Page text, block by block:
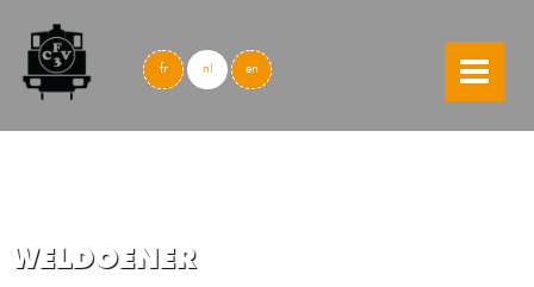
skip to content
fr nl en
WELDOENER